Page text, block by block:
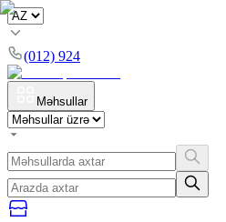
(012) 924
Məhsullar